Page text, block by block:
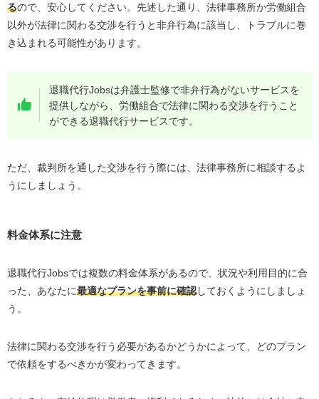
るので、安心してください。先述した通り、法律事務所か労働組合
以外が法律に関わる交渉を行うと非弁行為に該当し、トラブルに巻
き込まれる可能性があります。
退職代行Jobsは弁護士監修で非弁行為がないサービスを
提供しながら、労働組合で法律に関わる交渉を行うこと
ができる退職代行サービスです。
ただ、裁判所を通した交渉を行う際には、法律事務所に相談するよ
うにしましょう。
料金体系に注意
退職代行Jobsでは複数の料金体系があるので、状況や利用目的に合
った、あなたに最適なプランを事前に確認しておくようにしましょ
う。
法律に関わる交渉を行う必要があるかどうかによって、どのプラン
で依頼をするべきかが変わってきます。